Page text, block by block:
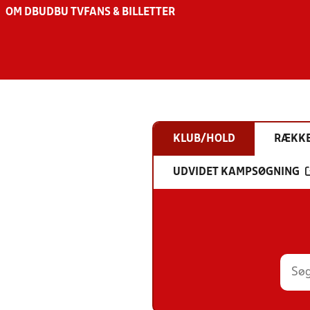
OM DBU DBU TV FANS & BILLETTER
KLUB/HOLD
UDVIDET KAMPSØGNING